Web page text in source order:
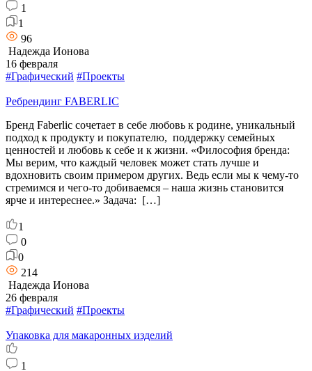
1
1
96
Надежда Ионова
16 февраля
#Графический #Проекты
Ребрендинг FABERLIC
Бренд Faberlic сочетает в себе любовь к родине, уникальный
подход к продукту и покупателю, поддержку семейных
ценностей и любовь к себе и к жизни. «Философия бренда:
Мы верим, что каждый человек может стать лучше и
вдохновить своим примером других. Ведь если мы к чему-то
стремимся и чего-то добиваемся – наша жизнь становится
ярче и интереснее.» Задача: […]
1
0
0
214
Надежда Ионова
26 февраля
#Графический #Проекты
Упаковка для макаронных изделий
1